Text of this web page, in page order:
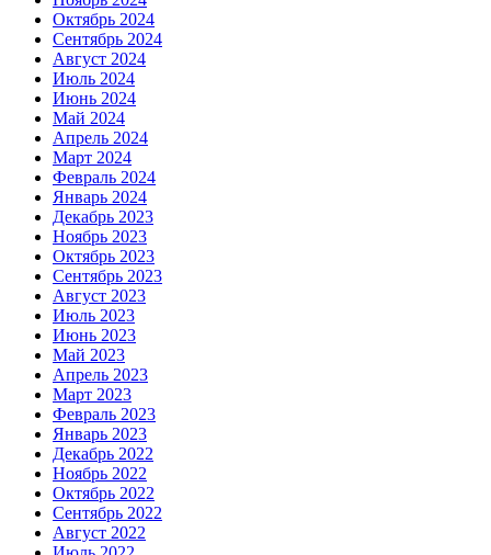
Октябрь 2024
Сентябрь 2024
Август 2024
Июль 2024
Июнь 2024
Май 2024
Апрель 2024
Март 2024
Февраль 2024
Январь 2024
Декабрь 2023
Ноябрь 2023
Октябрь 2023
Сентябрь 2023
Август 2023
Июль 2023
Июнь 2023
Май 2023
Апрель 2023
Март 2023
Февраль 2023
Январь 2023
Декабрь 2022
Ноябрь 2022
Октябрь 2022
Сентябрь 2022
Август 2022